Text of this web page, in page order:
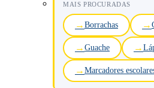
MAIS PROCURADAS
Borrachas
Guache
Marcadores